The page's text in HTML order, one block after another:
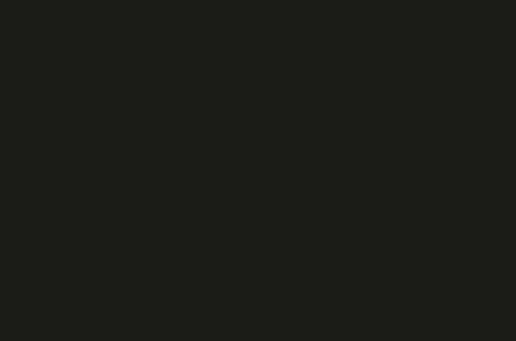
na
para negociar a
aceitou a
do jogo na